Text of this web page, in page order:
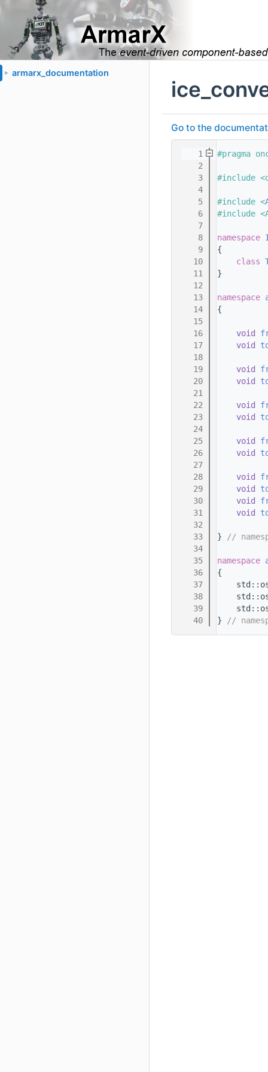
► armarx_documentation
Go to the
    1
#pragma
    2
    3
#include
    4
    5
#include <
    6
#include
    7
    8
namespace
    9
{
   10
class
   11
}
   12
   13
namespace
   14
{
   15
   16
void
   17
void
   18
   19
void
   20
void
   21
   22
void
   23
void
   24
   25
void
   26
void
   27
   28
void
   29
void
   30
void
   31
void
   32
   33
}
//
   34
   35
namespace
   36
{
   37
   38
   39
   40
} //